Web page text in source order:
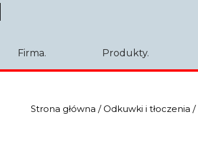
Firma. Produkty.
Strona główna /Odkuwki i tłoczenia /